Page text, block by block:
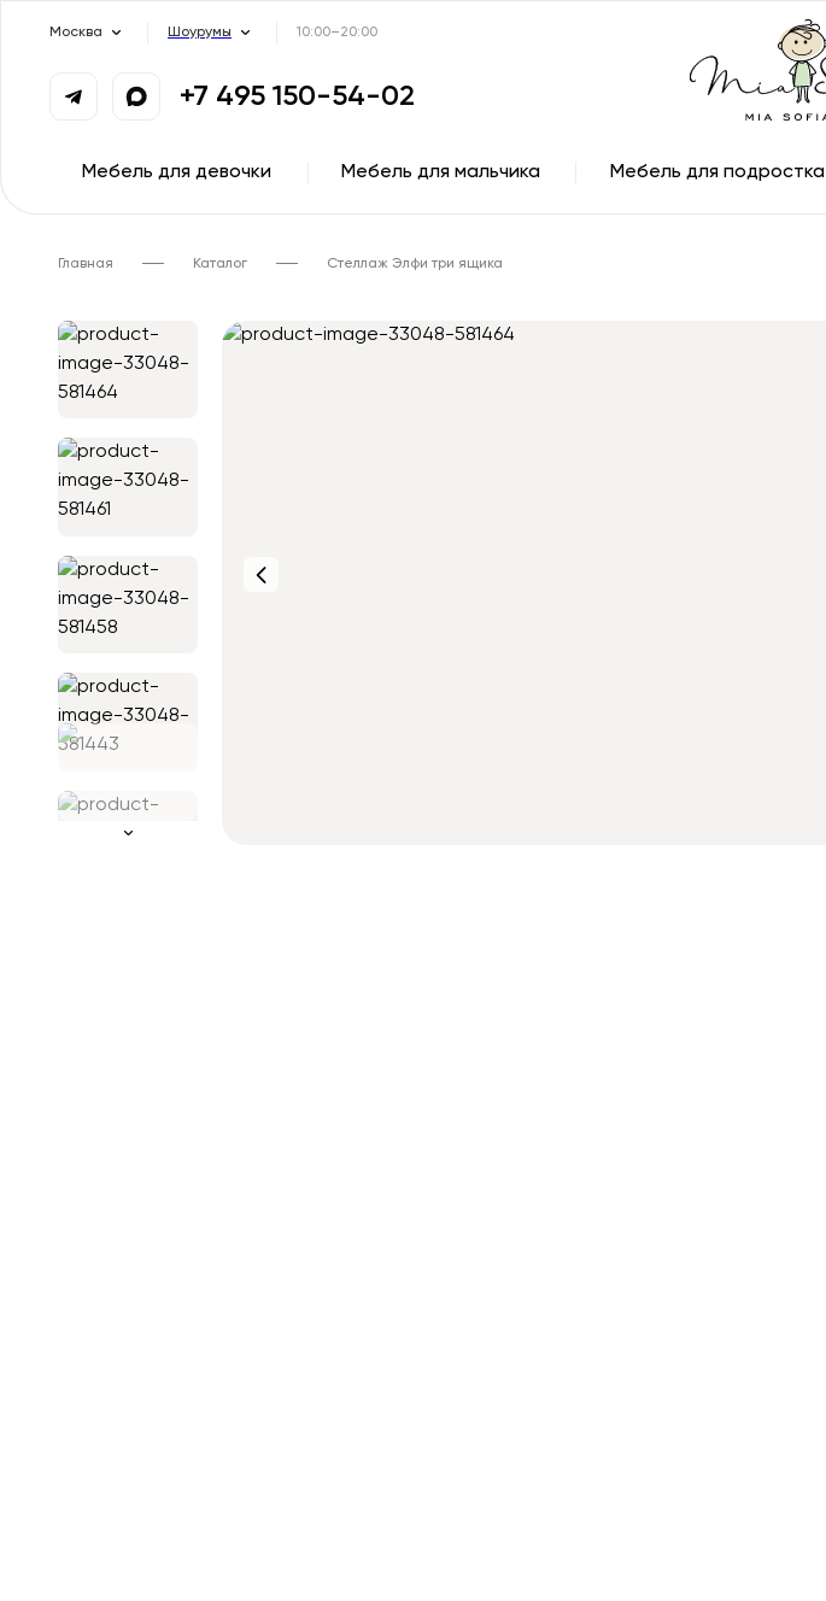
Москва Шоурумы 10:00–20:00
+7 495 150-54-02
Мебель для девочки Мебель для мальчика Мебель для подростка
Главная Каталог Стеллаж Элфи три ящика
Фото от